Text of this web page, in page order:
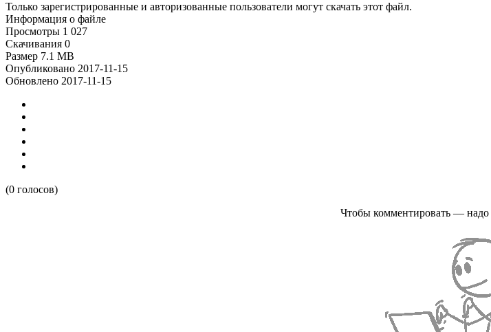
Только зарегистрированные и авторизованные пользователи могут скачать этот файл.
Информация о файле
Просмотры 1 027
Скачивания 0
Размер 7.1 MB
Опубликовано 2017-11-15
Обновлено 2017-11-15
(0 голосов)
Чтобы комментировать — надо